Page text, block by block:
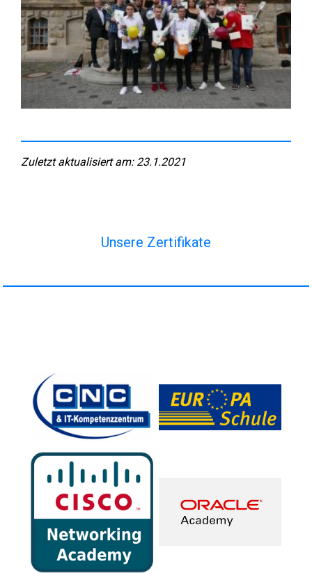
Zuletzt aktualisiert am: 23.1.2021
Unsere Zertifikate